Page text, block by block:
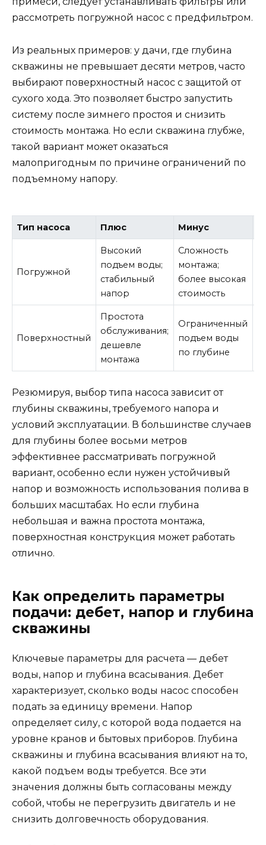
рассмотреть погружной насос с предфильтром.
Из реальных примеров: у дачи, где глубина
скважины не превышает десяти метров, часто
выбирают поверхностный насос с защитой от
сухого хода. Это позволяет быстро запустить
систему после зимнего простоя и снизить
стоимость монтажа. Но если скважина глубже,
такой вариант может оказаться
малопригодным по причине ограничений по
подъемному напору.
Тип насоса Плюс Минус
Погружной
Высокий
подъем воды;
стабильный
напор
Сложность
монтажа;
более высокая
стоимость
Поверхностный
Простота
обслуживания;
дешевле
монтажа
Ограниченный
подъем воды
по глубине
Резюмируя, выбор типа насоса зависит от
глубины скважины, требуемого напора и
условий эксплуатации. В большинстве случаев
для глубины более восьми метров
эффективнее рассматривать погружной
вариант, особенно если нужен устойчивый
напор и возможность использования полива в
больших масштабах. Но если глубина
небольшая и важна простота монтажа,
поверхностная конструкция может работать
отлично.
Как определить параметры
подачи: дебет, напор и глубина
скважины
Ключевые параметры для расчета — дебет
воды, напор и глубина всасывания. Дебет
характеризует, сколько воды насос способен
подать за единицу времени. Напор
определяет силу, с которой вода подается на
уровне кранов и бытовых приборов. Глубина
скважины и глубина всасывания влияют на то,
какой подъем воды требуется. Все эти
значения должны быть согласованы между
собой, чтобы не перегрузить двигатель и не
снизить долговечность оборудования.